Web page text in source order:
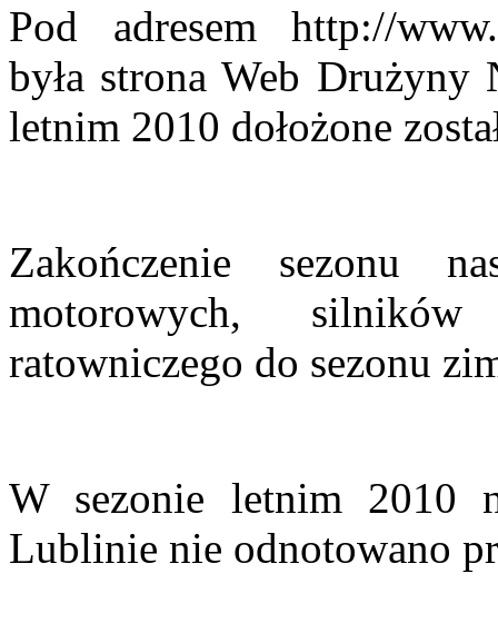
Pod adresemhttp://
była strona Web
letnim 2010 dołożone
Zakończenie sezonu
motorowych,
ratowniczego do sezonu
W sezonie letnim 2010
Lublinie nie odnotowano